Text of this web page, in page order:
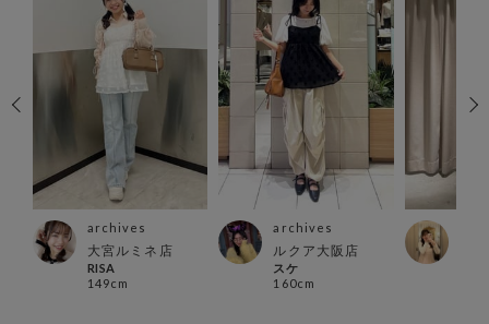
archives
大宮ルミネ店
RISA
149cm
archives
ルクア大阪店
スケ
160cm